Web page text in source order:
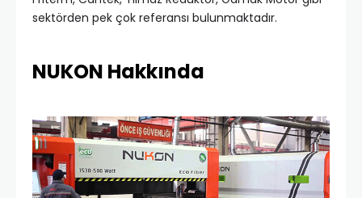
sektörden pek çok referansı bulunmaktadır.
NUKON Hakkında